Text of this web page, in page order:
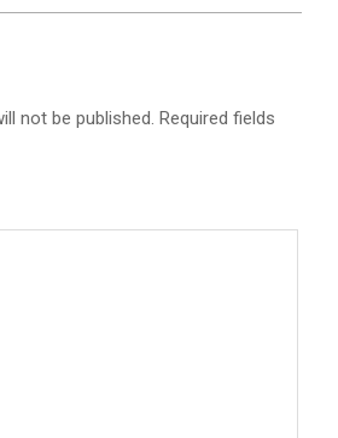
not be published. Required fields